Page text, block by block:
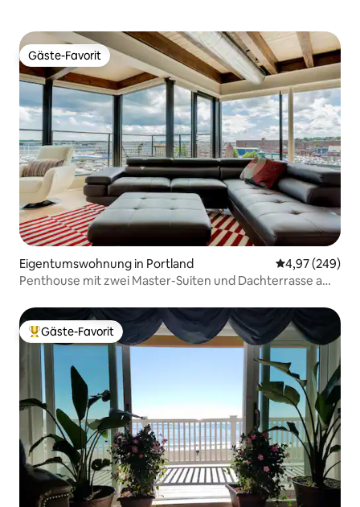
Gäste-Favorit
Gäste-Favorit
Eigentumswohnung in Portland
4,97 (249)
Penthouse mit zwei Master-Suiten und Dachterrasse am
Beliebter Gäste-Favorit.
Gäste-Favorit